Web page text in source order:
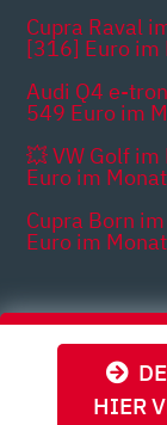
HIER
Cupra Raval
[316] Euro im
Audi Q4 e-
549 Euro im
💥 VW Golf
Euro im
Cupra Born
Euro im